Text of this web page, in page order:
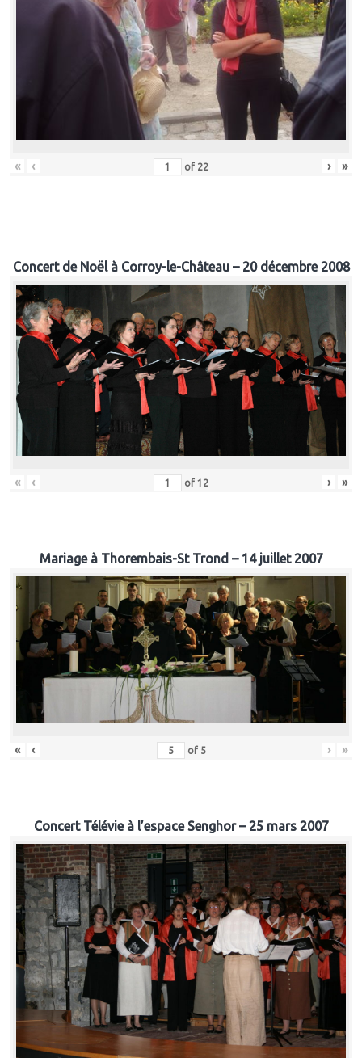
« ‹ of 22 › »
Concert de Noël à Corroy-le-Château – 20 décembre 2008
« ‹ of 12 › »
Mariage à Thorembais-St Trond – 14 juillet 2007
« ‹ of 5 › »
Concert Télévie à l’espace Senghor – 25 mars 2007